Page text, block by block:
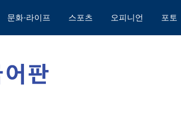
문화·라이프 스포츠 오피니언 포토